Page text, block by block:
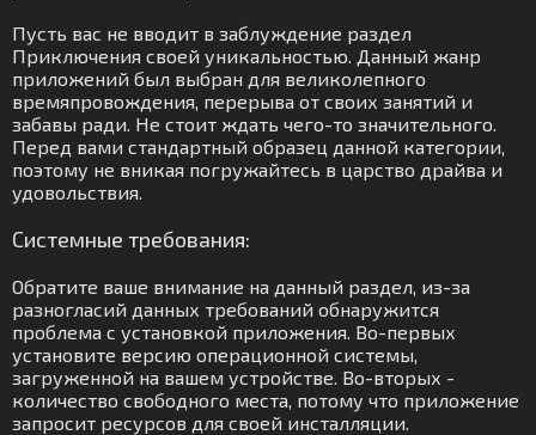
Пусть вас не вводит в заблуждение раздел
Приключения своей уникальностью. Данный жанр
приложений был выбран для великолепного
времяпровождения, перерыва от своих занятий и
забавы ради. Не стоит ждать чего-то значительного.
Перед вами стандартный образец данной категории,
поэтому не вникая погружайтесь в царство драйва и
удовольствия.
Системные требования:
Обратите ваше внимание на данный раздел, из-за
разногласий данных требований обнаружится
проблема с установкой приложения. Во-первых
установите версию операционной системы,
загруженной на вашем устройстве. Во-вторых -
количество свободного места, потому что приложение
запросит ресурсов для своей инсталляции.